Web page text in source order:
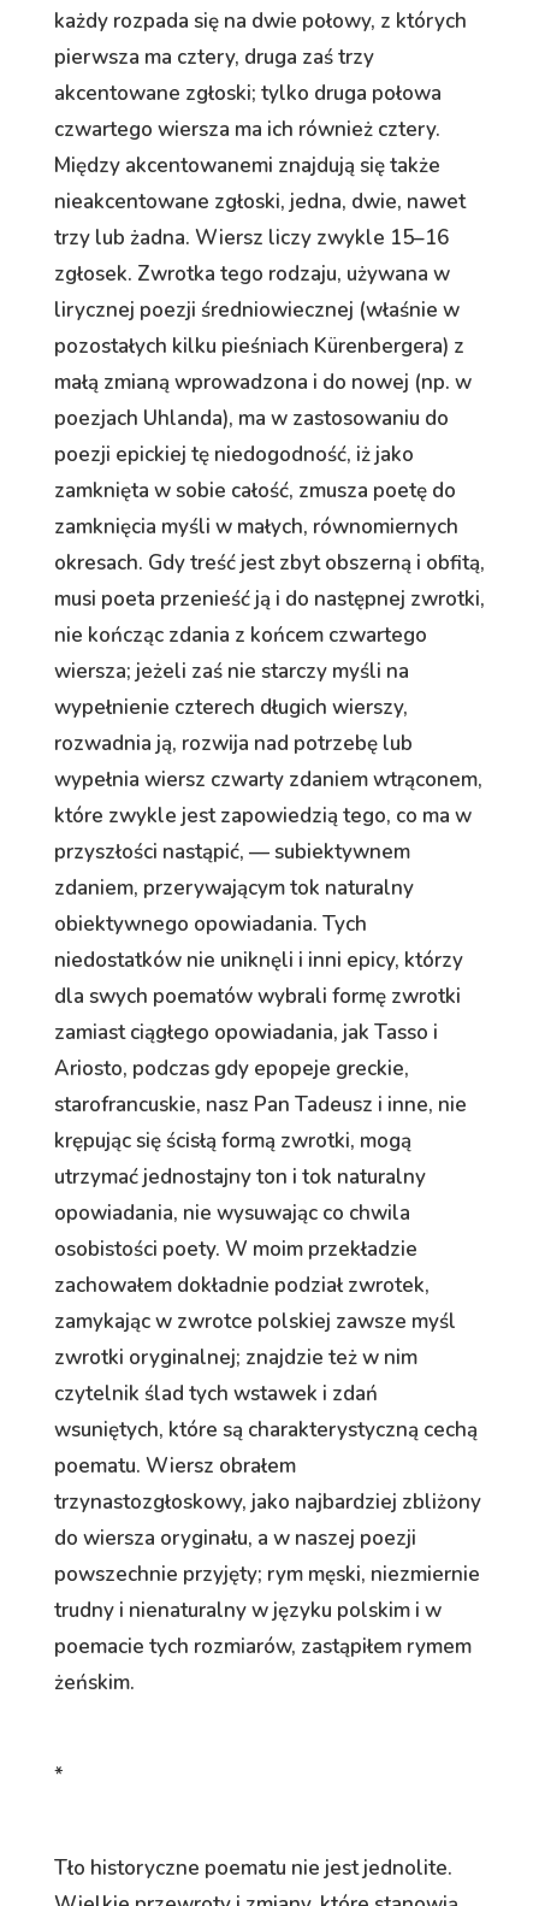
każdy rozpada się na dwie połowy, z których
pierwsza ma cztery, druga zaś trzy
akcentowane zgłoski; tylko druga połowa
czwartego wiersza ma ich również cztery.
Między akcentowanemi znajdują się także
nieakcentowane zgłoski, jedna, dwie, nawet
trzy lub żadna. Wiersz liczy zwykle 15–16
zgłosek. Zwrotka tego rodzaju, używana w
lirycznej poezji średniowiecznej (właśnie w
pozostałych kilku pieśniach Kürenbergera) z
małą zmianą wprowadzona i do nowej (np. w
poezjach Uhlanda), ma w zastosowaniu do
poezji epickiej tę niedogodność, iż jako
zamknięta w sobie całość, zmusza poetę do
zamknięcia myśli w małych, równomiernych
okresach. Gdy treść jest zbyt obszerną i obfitą,
musi poeta przenieść ją i do następnej zwrotki,
nie kończąc zdania z końcem czwartego
wiersza; jeżeli zaś nie starczy myśli na
wypełnienie czterech długich wierszy,
rozwadnia ją, rozwija nad potrzebę lub
wypełnia wiersz czwarty zdaniem wtrąconem,
które zwykle jest zapowiedzią tego, co ma w
przyszłości nastąpić, — subiektywnem
zdaniem, przerywającym tok naturalny
obiektywnego opowiadania. Tych
niedostatków nie uniknęli i inni epicy, którzy
dla swych poematów wybrali formę zwrotki
zamiast ciągłego opowiadania, jak Tasso i
Ariosto, podczas gdy epopeje greckie,
starofrancuskie, nasz Pan Tadeusz i inne, nie
krępując się ścisłą formą zwrotki, mogą
utrzymać jednostajny ton i tok naturalny
opowiadania, nie wysuwając co chwila
osobistości poety. W moim przekładzie
zachowałem dokładnie podział zwrotek,
zamykając w zwrotce polskiej zawsze myśl
zwrotki oryginalnej; znajdzie też w nim
czytelnik ślad tych wstawek i zdań
wsuniętych, które są charakterystyczną cechą
poematu. Wiersz obrałem
trzynastozgłoskowy, jako najbardziej zbliżony
do wiersza oryginału, a w naszej poezji
powszechnie przyjęty; rym męski, niezmiernie
trudny i nienaturalny w języku polskim i w
poemacie tych rozmiarów, zastąpiłem rymem
żeńskim.
*
Tło historyczne poematu nie jest jednolite.